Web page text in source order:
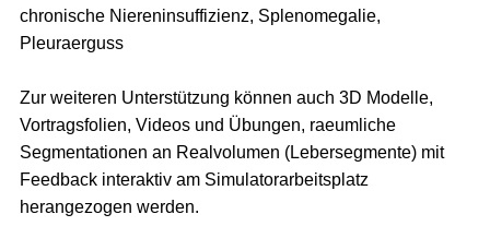
chronische Niereninsuffizienz, Splenomegalie,
Pleuraerguss
Zur weiteren Unterstützung können auch 3D Modelle,
Vortragsfolien, Videos und Übungen, raeumliche
Segmentationen an Realvolumen (Lebersegmente) mit
Feedback interaktiv am Simulatorarbeitsplatz
herangezogen werden.